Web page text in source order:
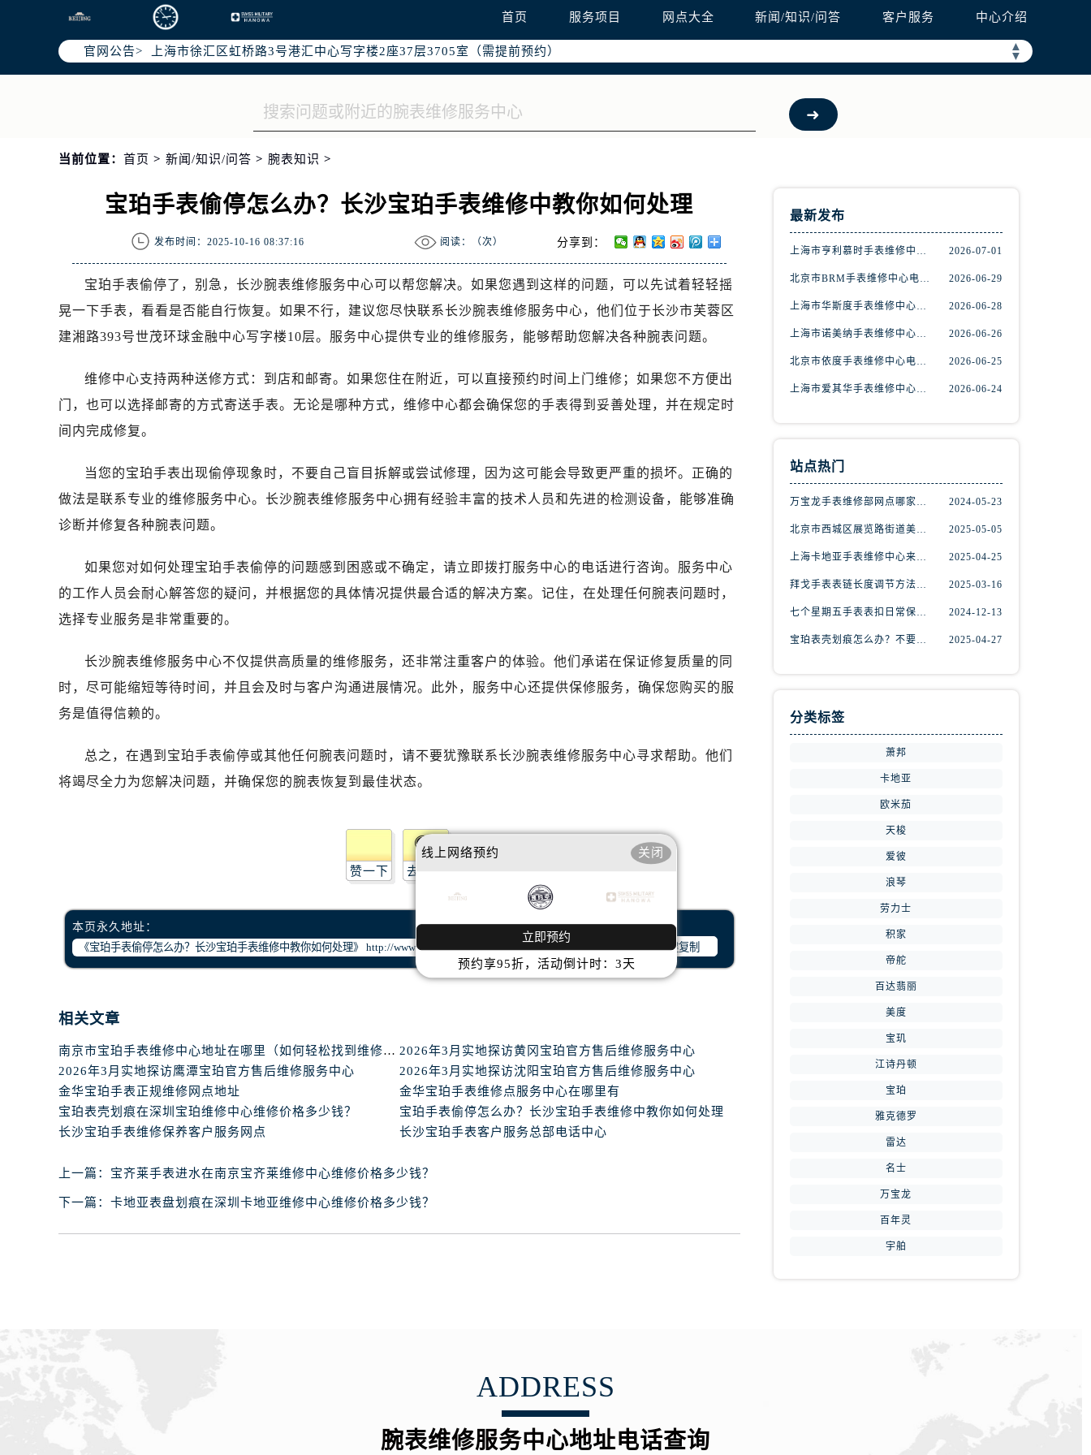
首页 服务项目 网点大全 新闻/知识/问答 客户服务 中心介绍
官网公告> ▲
▼
北京市朝阳区建国门外大街甲6号华熙国际中心写字楼D座11层1102室（需提前预约）
天津市和平区赤峰道136号天津国际金融中心写字楼26层2603室（需提前预约）
上海市徐汇区虹桥路3号港汇中心写字楼2座37层3705室（需提前预约）
上海市黄浦区南京东路299号宏伊国际广场写字楼8层806室（需提前预约）
常州市新北区龙锦路1590号现代传媒中心写字楼5号楼10层1008室（需提前预约）
扬州市邗江区国展路29号星耀天地写字楼1号楼18层1803室（需提前预约）
泰州市海陵区永定东路399号置地商务中心东塔写字楼（华润万象城）17层1706室（需提前预约）
宁波市江北区大闸南路500号来福士广场办公楼20层2009室（需提前预约）
金华市金东区东市南街777号金华万达广场写字楼4号楼22层2209室（需提前预约）
绍兴市越城区胜利东路379号世茂天际中心写字楼8层805室（需提前预约）
南昌市红谷滩新区红谷中大道998号绿地双子塔（中央广场）A1座办公楼14层07室（需提前预约）
济南市历下区经十路11111号华润中心写字楼（万象城）15层1508室（需提前预约）
广州市越秀区环市东路371-375号世界贸易中心大厦南塔写字楼15层07室（需提前预约）
厦门市思明区湖滨东路95号华润大厦写字楼B座11层1104室（需提前预约）
福州市鼓楼区五四路128-1号恒力城写字楼15层03室（需提前预约）
成都市锦江区人民东路6号SAC东原中心写字楼24层2406B室（需提前预约）
长沙市芙蓉区定王台街道建湘路393号世茂环球金融中心写字楼（芙蓉广场）10层13室（需提前预约）
郑州市二七区铭功路10号华润大厦写字楼29层2905室（需提前预约）
太原市迎泽区解放路15号亨得利名表服务中心（品牌授权店）3层整层（需提前预约）
沈阳市沈河区中街路83号亨得利名表服务中心（品牌授权店）1层整层（需提前预约）
乌鲁木齐市天山区红山路26号时代广场（CCMALL）C座17层17-B（需提前预约）
温州市鹿城区锦绣路1067号置信广场10层1015室（需提前预约）
大连市中山区人民路15号国际金融大厦7层G室（需提前预约）
佛山市禅城区季华五路57号万科金融中心C座12层1205室（需提前预约）
南通市崇川区工农路57号圆融广场写字楼16层1603室（需提前预约）
苏州市苏州工业园区星港街199号苏州中心办公楼C座22层08室（需提前预约）
武汉市江汉区解放大道686号世界贸易大厦38层09室（需提前预约）
合肥市蜀山区潜山路111号万象城华润大厦B座12楼03室（需提前预约）
泉州市丰泽区宝洲路729号浦西万达中心写字楼A座7楼709室（需提前预约）
青岛市南区山东路6号华润大厦B座22层04室（需提前预约）
贵阳市南明区都司高架桥路33号亨特国际金融中心14楼14D（需提前预约）
昆明市盘龙区北京路928号同德昆明广场写字楼10层06室（需提前预约）
石家庄市长安区中山东路39号勒泰中心写字楼B座13层07室（需提前预约）
西安市碑林区南关正街88号华侨城长安国际中心E座6楼10室（需提前预约）
唐山市路南区新华东道100号万达广场写字楼A座10层1002室（需提前预约）
内蒙古自治区呼和浩特市玉泉区大学西街70号华润万象城写字楼（鄂尔多斯大厦）23层2326室（需提前预约）
甘肃省兰州市七里河区西津西路16号兰州中心写字楼21层2102室（需提前预约）
黑龙江省牡丹江市东安区太平路腕表网售后服务中心（需提前预约）
黑龙江省七台河市桃山区大同街腕表网售后服务中心（需提前预约）
黑龙江省齐齐哈尔市龙沙区龙华路腕表网售后服务中心（需提前预约）
当前位置： 首页 > 新闻/知识/问答 > 腕表知识 >
宝珀手表偷停怎么办？长沙宝珀手表维修中教你如何处理
发布时间：2025-10-16 08:37:16 阅读：（次） 分享到：
宝珀手表偷停了，别急，长沙腕表维修服务中心可以帮您解决。如果您遇到这样的问题，可以先试着轻轻摇
晃一下手表，看看是否能自行恢复。如果不行，建议您尽快联系长沙腕表维修服务中心，他们位于长沙市芙蓉区
建湘路393号世茂环球金融中心写字楼10层。服务中心提供专业的维修服务，能够帮助您解决各种腕表问题。
维修中心支持两种送修方式：到店和邮寄。如果您住在附近，可以直接预约时间上门维修；如果您不方便出
门，也可以选择邮寄的方式寄送手表。无论是哪种方式，维修中心都会确保您的手表得到妥善处理，并在规定时
间内完成修复。
当您的宝珀手表出现偷停现象时，不要自己盲目拆解或尝试修理，因为这可能会导致更严重的损坏。正确的
做法是联系专业的维修服务中心。长沙腕表维修服务中心拥有经验丰富的技术人员和先进的检测设备，能够准确
诊断并修复各种腕表问题。
如果您对如何处理宝珀手表偷停的问题感到困惑或不确定，请立即拨打服务中心的电话进行咨询。服务中心
的工作人员会耐心解答您的疑问，并根据您的具体情况提供最合适的解决方案。记住，在处理任何腕表问题时，
选择专业服务是非常重要的。
长沙腕表维修服务中心不仅提供高质量的维修服务，还非常注重客户的体验。他们承诺在保证修复质量的同
时，尽可能缩短等待时间，并且会及时与客户沟通进展情况。此外，服务中心还提供保修服务，确保您购买的服
务是值得信赖的。
总之，在遇到宝珀手表偷停或其他任何腕表问题时，请不要犹豫联系长沙腕表维修服务中心寻求帮助。他们
将竭尽全力为您解决问题，并确保您的腕表恢复到最佳状态。
赞一下 去提问
本页永久地址：
一键复制
相关文章
南京市宝珀手表维修中心地址在哪里（如何轻松找到维修点） 2026年3月实地探访黄冈宝珀官方售后维修服务中心
2026年3月实地探访鹰潭宝珀官方售后维修服务中心
2026年3月实地探访沈阳宝珀官方售后维修服务中心
金华宝珀手表正规维修网点地址
金华宝珀手表维修点服务中心在哪里有
宝珀表壳划痕在深圳宝珀维修中心维修价格多少钱？
宝珀手表偷停怎么办？长沙宝珀手表维修中教你如何处理
长沙宝珀手表维修保养客户服务网点
长沙宝珀手表客户服务总部电话中心
上一篇： 宝齐莱手表进水在南京宝齐莱维修中心维修价格多少钱？
下一篇： 卡地亚表盘划痕在深圳卡地亚维修中心维修价格多少钱？
最新发布
上海市亨利慕时手表维修中心电话（提供专业维修服务，确保您的手表焕然一新） 2026-07-01
北京市BRM手表维修中心电话（维修专家24小时在线，服务周到） 2026-06-29
上海市华斯度手表维修中心地址在哪里（寻找可靠维修服务不再难） 2026-06-28
上海市诺美纳手表维修中心地址在哪里（如何轻松找到它） 2026-06-26
北京市依度手表维修中心电话（提供专业维修服务，解决您的手表难题） 2026-06-25
上海市爱其华手表维修中心地址查询（如何轻松找到维修点） 2026-06-24
站点热门
万宝龙手表维修部网点哪家好(万宝龙手表售后维修服务专业、快捷、可靠的推荐) 2024-05-23
北京市西城区展览路街道美度手表维修点地址电话查询 2025-05-05
上海卡地亚手表维修中心来教你如何处理卡地亚手表走停的故障？ 2025-04-25
拜戈手表表链长度调节方法详解 2025-03-16
七个星期五手表表扣日常保养指南 2024-12-13
宝珀表壳划痕怎么办？不要慌，上海宝珀手表维修中心来帮忙 2025-04-27
分类标签
萧邦
卡地亚
欧米茄
天梭
爱彼
浪琴
劳力士
积家
帝舵
百达翡丽
美度
宝玑
江诗丹顿
宝珀
雅克德罗
雷达
名士
万宝龙
百年灵
宇舶
ADDRESS
腕表维修服务中心地址电话查询
线上网络预约 关闭
立即预约
预约享95折，活动倒计时：3天